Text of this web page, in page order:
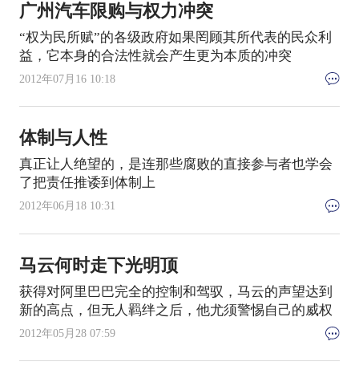
广州汽车限购与权力冲突
“权为民所赋”的各级政府如果罔顾其所代表的民众利
益，它本身的合法性就会产生更为本质的冲突
2012年07月16 10:18
体制与人性
真正让人绝望的，是连那些腐败的直接参与者也学会
了把责任推诿到体制上
2012年06月18 10:31
马云何时走下光明顶
获得对阿里巴巴完全的控制和驾驭，马云的声望达到
新的高点，但无人羁绊之后，他尤须警惕自己的威权
2012年05月28 07:59